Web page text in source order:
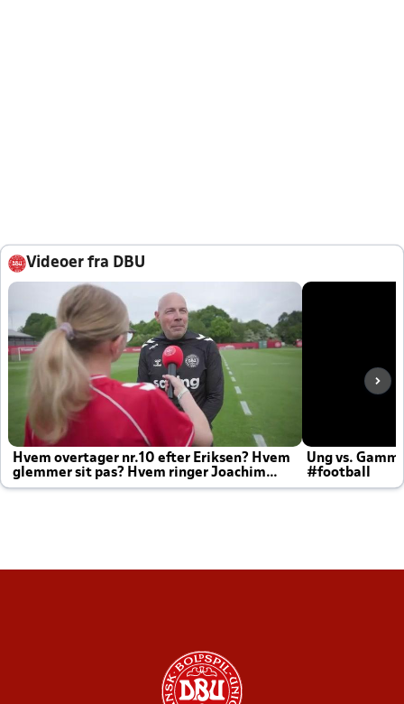
Videoer fra DBU
Hvem overtager nr.10 efter Eriksen? Hvem
glemmer sit pas? Hvem ringer Joachim
altid til efter kampe?
Ung vs.
#football